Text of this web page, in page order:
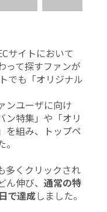
サイトにおいて
って探すファンが
でも「オリジナル
ンユーザに向け
ン特集」や「オリ
を組み、トップペ
多くクリックされ
伸び、 通常の特
で達成しました。